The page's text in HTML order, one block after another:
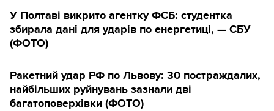
У Полтаві викрито агентку ФСБ: студентка
збирала дані для ударів по енергетиці, — СБУ
(ФОТО)
Ракетний удар РФ по Львову: 30 постраждалих,
найбільших руйнувань зазнали дві
багатоповерхівки (ФОТО)